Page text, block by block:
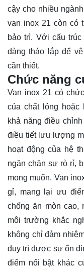
cậy cho nhiều
van inox 21 còn có
bảo trì. Với cấu
dàng tháo lắp để
cần thiết.
Chức năng
Van inox 21 có
của chất lỏng hoặc
khả năng điều
điều tiết lưu lượng
hoạt động của hệ
ngăn chặn sự rò rỉ,
mong muốn. Van
gỉ, mang lại ưu
chống ăn mòn cao,
môi trường khắc
không chỉ đảm
duy trì được sự ổn
điểm nổi bật khác